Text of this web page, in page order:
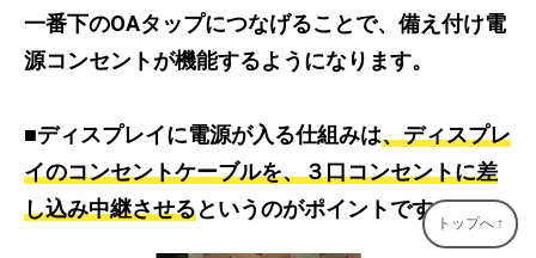
一番下のOAタップにつなげることで、備え付け電
源コンセントが機能するようになります。
■ディスプレイに電源が入る仕組みは、ディスプレ
イのコンセントケーブルを、３口コンセントに差
し込み中継させるというのがポイントです。
トップへ ↑